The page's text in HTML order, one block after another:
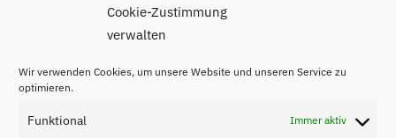
Cookie-Zustimmung
verwalten
Wir verwenden Cookies, um unsere Website und unseren Service zu
optimieren.
Funktional Immer aktiv